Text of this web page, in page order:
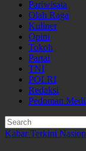
Pariwisata
Olah Raga
Kuliner
Opini
Tokoh
Partai
TNI
POLRI
Redaksi
Pedoman
Kabar Terkini